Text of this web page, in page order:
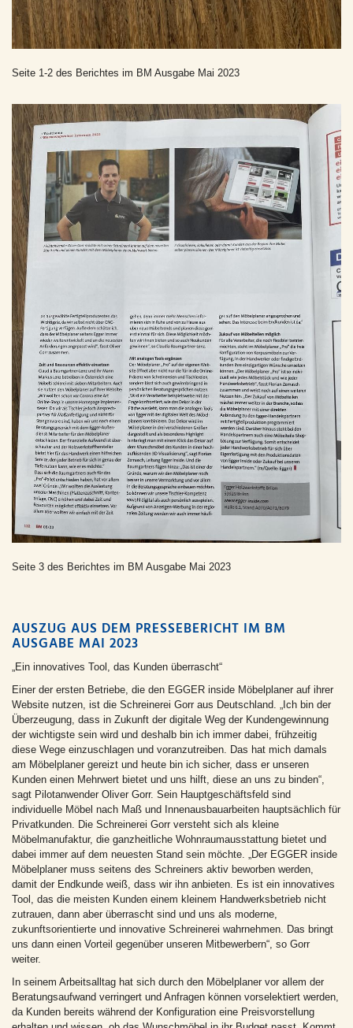
Seite 1-2 des Berichtes im BM Ausgabe Mai 2023
Seite 3 des Berichtes im BM Ausgabe Mai 2023
AUSZUG AUS DEM PRESSEBERICHT IM BM
AUSGABE MAI 2023
„Ein innovatives Tool, das Kunden überrascht“
Einer der ersten Betriebe, die den EGGER inside Möbelplaner auf ihrer
Website nutzen, ist die Schreinerei Gorr aus Deutschland. „Ich bin der
Überzeugung, dass in Zukunft der digitale Weg der Kundengewinnung
der wichtigste sein wird und deshalb bin ich immer dabei, frühzeitig
diese Wege einzuschlagen und voranzutreiben. Das hat mich damals
am Möbelplaner gereizt und heute bin ich sicher, dass er unseren
Kunden einen Mehrwert bietet und uns hilft, diese an uns zu binden“,
sagt Pilotanwender Oliver Gorr. Sein Hauptgeschäftsfeld sind
individuelle Möbel nach Maß und Innenausbauarbeiten hauptsächlich für
Privatkunden. Die Schreinerei Gorr versteht sich als kleine
Möbelmanufaktur, die ganzheitliche Wohnraumausstattung bietet und
dabei immer auf dem neuesten Stand sein möchte. „Der EGGER inside
Möbelplaner muss seitens des Schreiners aktiv beworben werden,
damit der Endkunde weiß, dass wir ihn anbieten. Es ist ein innovatives
Tool, das die meisten Kunden einem kleinem Handwerksbetrieb nicht
zutrauen, dann aber überrascht sind und uns als moderne,
zukunftsorientierte und innovative Schreinerei wahrnehmen. Das bringt
uns dann einen Vorteil gegenüber unseren Mitbewerbern“, so Gorr
weiter.
In seinem Arbeitsalltag hat sich durch den Möbelplaner vor allem der
Beratungsaufwand verringert und Anfragen können vorselektiert werden,
da Kunden bereits während der Konfiguration eine Preisvorstellung